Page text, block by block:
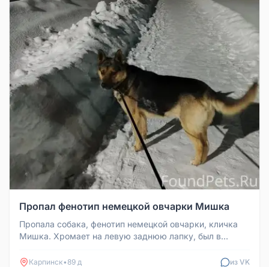
Пропал фенотип немецкой овчарки Мишка
Пропала собака, фенотип немецкой овчарки, кличка
Мишка. Хромает на левую заднюю лапку, был в
Карпинск• 89 д из VK